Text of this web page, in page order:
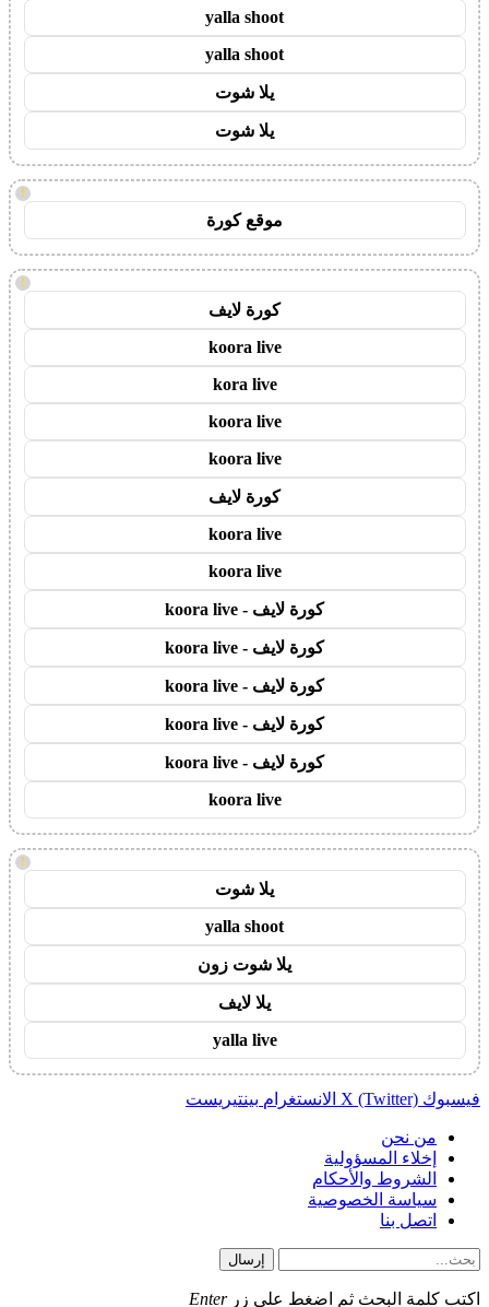
yalla shoot
yalla shoot
يلا شوت
يلا شوت
!
موقع كورة
!
كورة لايف
koora live
kora live
koora live
koora live
كورة لايف
koora live
koora live
كورة لايف - koora live
كورة لايف - koora live
كورة لايف - koora live
كورة لايف - koora live
كورة لايف - koora live
koora live
!
يلا شوت
yalla shoot
يلا شوت زون
يلا لايف
yalla live
فيسبوك X (Twitter) الانستغرام بينتيريست
من نحن
إخلاء المسؤولية
الشروط والأحكام
سياسة الخصوصية
اتصل بنا
إرسال
اكتب كلمة البحث ثم اضغط على زرEnter